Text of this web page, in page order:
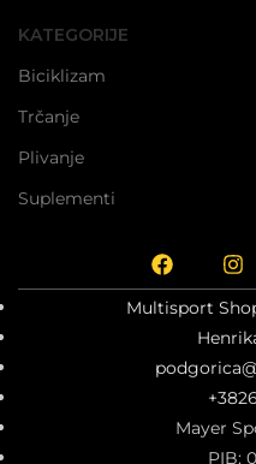
KATEGORIJE
Biciklizam
Trčanje
Plivanje
Suplementi
Multisport
Mayer
PIB: